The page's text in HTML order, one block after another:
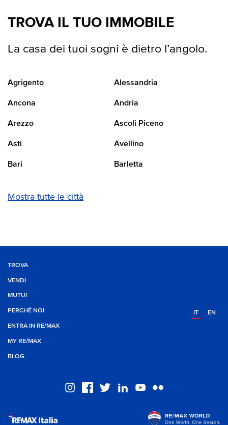
TROVA IL TUO IMMOBILE
La casa dei tuoi sogni è dietro l’angolo.
Agrigento Alessandria
Ancona Andria
Arezzo Ascoli Piceno
Asti Avellino
Bari Barletta
Mostra tutte le città
TROVA
VENDI
MUTUI
PERCHÉ NOI
ENTRA IN RE/MAX
MY RE/MAX
BLOG
IT EN